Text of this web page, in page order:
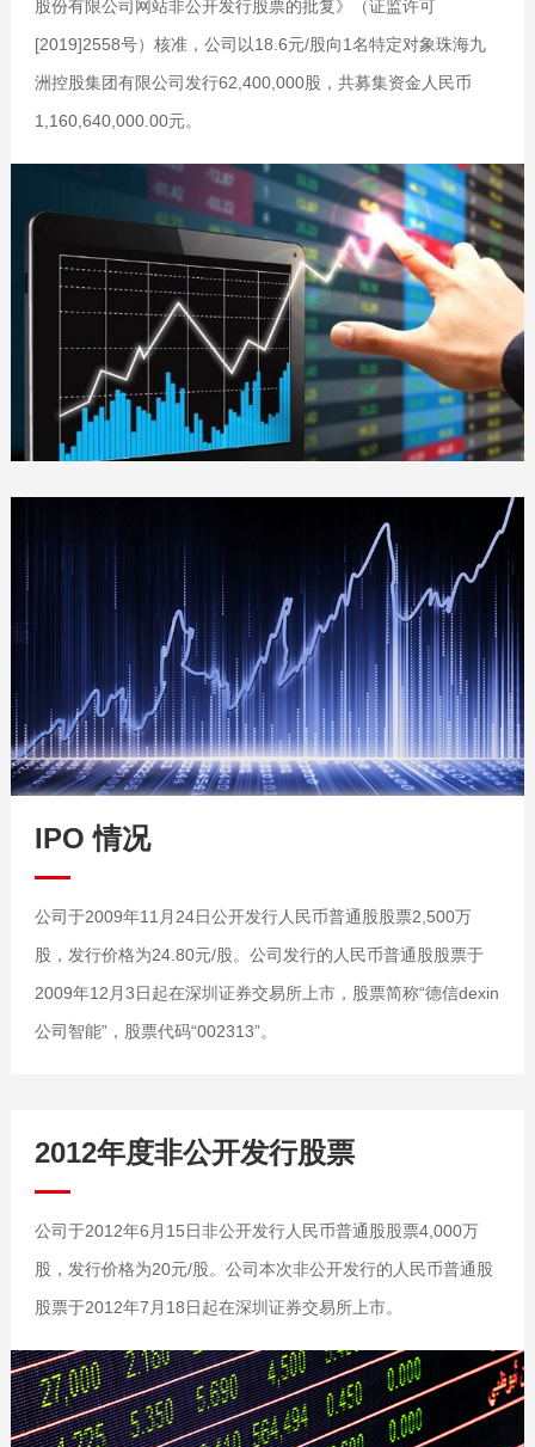
股份有限公司网站非公开发行股票的批复》（证监许可
[2019]2558号）核准，公司以18.6元/股向1名特定对象珠海九
洲控股集团有限公司发行62,400,000股，共募集资金人民币
1,160,640,000.00元。
IPO 情况
公司于2009年11月24日公开发行人民币普通股股票2,500万
股，发行价格为24.80元/股。公司发行的人民币普通股股票于
2009年12月3日起在深圳证券交易所上市，股票简称“德信dexin
公司智能”，股票代码“002313”。
2012年度非公开发行股票
公司于2012年6月15日非公开发行人民币普通股股票4,000万
股，发行价格为20元/股。公司本次非公开发行的人民币普通股
股票于2012年7月18日起在深圳证券交易所上市。